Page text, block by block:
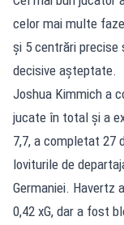
celor mai multe
și 5 centrări precise
decisive așteptate.
Joshua Kimmich a
jucate în total și a
7,7, a completat 27
loviturile de
Germaniei. Havertz
0,42 xG, dar a fost